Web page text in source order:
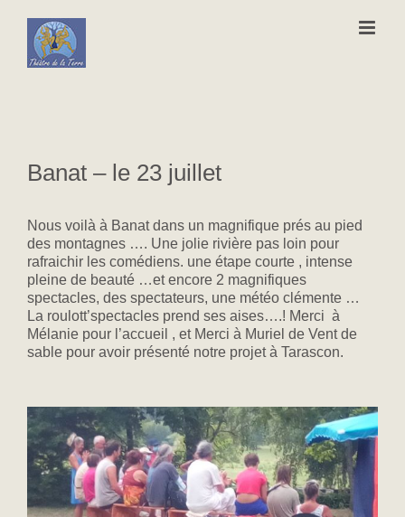
contenu
Banat – le 23 juillet
Nous voilà à Banat dans un magnifique prés au pied
des montagnes …. Une jolie rivière pas loin pour
rafraichir les comédiens. une étape courte , intense
pleine de beauté …et encore 2 magnifiques
spectacles, des spectateurs, une météo clémente …
La roulott’spectacles prend ses aises….! Merci à
Mélanie pour l’accueil , et Merci à Muriel de Vent de
sable pour avoir présenté notre projet à Tarascon.